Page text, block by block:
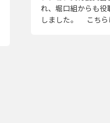
れ、堀口組からも
しました。 こちら